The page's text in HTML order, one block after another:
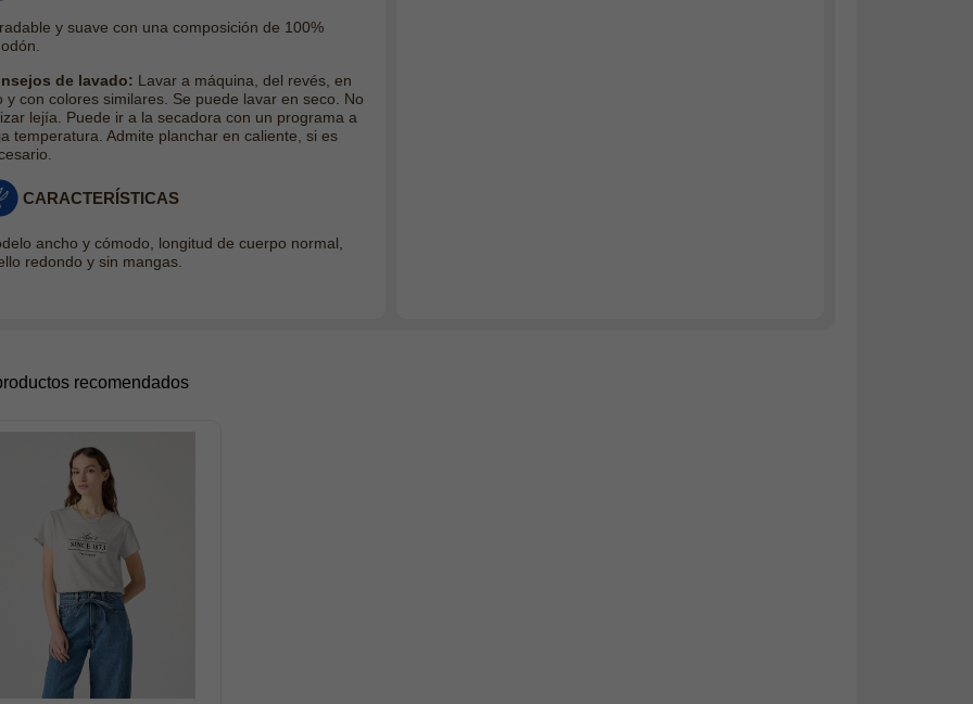
y suave con una composición de 100%
de lavado: Lavar a máquina, del revés, en
y con colores similares. Se puede lavar en seco. No
lejía. Puede ir a la secadora con un programa a
temperatura. Admite planchar en caliente, si es
.
CARACTERÍSTICAS
ancho y cómodo, longitud de cuerpo normal,
redondo y sin mangas.
recomendados